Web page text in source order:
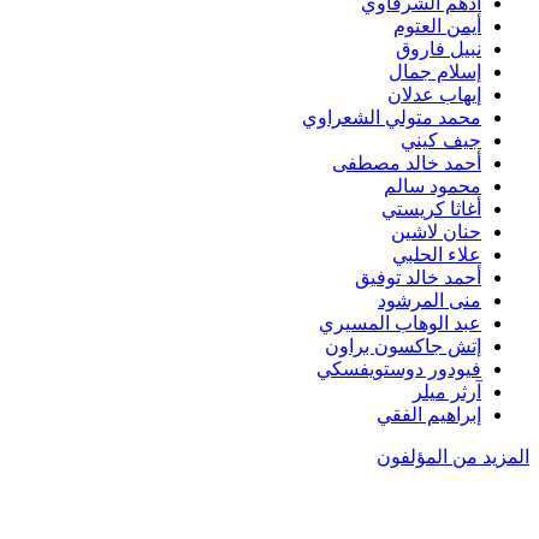
أيمن العتوم
نبيل فاروق
إسلام جمال
إيهاب عدلان
محمد متولي الشعراوي
جيف كيني
أحمد خالد مصطفى
محمود سالم
أغاثا كريستي
حنان لاشين
علاء الحلبي
أحمد خالد توفيق
منى المرشود
عبد الوهاب المسيري
إتش جاكسون براون
فيودور دوستويفسكي
آرثر ميلر
إبراهيم الفقي
المزيد من المؤلفون